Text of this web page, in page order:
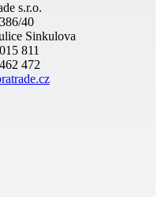
s.r.o.
40
Sinkulova
811
472